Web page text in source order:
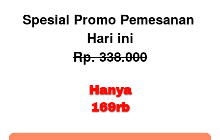
Spesial Promo Pemesanan
Hari ini
Rp. 338.000
Hanya
169rb